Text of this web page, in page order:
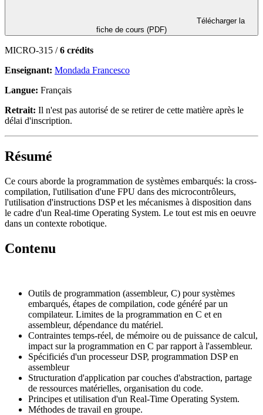
fiche de cours (PDF)
MICRO-315 /6 crédits
Enseignant: Mondada Francesco
Langue: Français
Retrait: Il n'est pas autorisé de se retirer de cette matière après le
délai d'inscription.
Résumé
Ce cours aborde la programmation de systèmes embarqués: la cross-
compilation, l'utilisation d'une FPU dans des microcontrôleurs,
l'utilisation d'instructions DSP et les mécanismes à disposition dans
le cadre d'un Real-time Operating System. Le tout est mis en oeuvre
dans un contexte robotique.
Contenu
Outils de programmation (assembleur, C) pour systèmes
embarqués, étapes de compilation, code généré par un
compilateur. Limites de la programmation en C et en
assembleur, dépendance du matériel.
Contraintes temps-réel, de mémoire ou de puissance de calcul,
impact sur la programmation en C par rapport à l'assembleur.
Spécificiés d'un processeur DSP, programmation DSP en
assembleur
Structuration d'application par couches d'abstraction, partage
de ressources matérielles, organisation du code.
Principes et utilisation d'un Real-Time Operating System.
Méthodes de travail en groupe.